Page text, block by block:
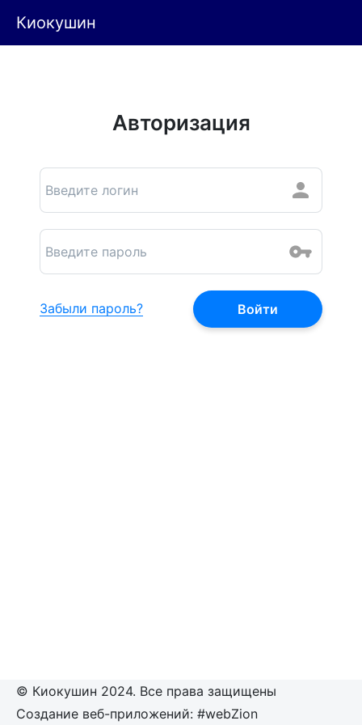
Киокушин
Авторизация
Забыли пароль?
© Киокушин 2024. Все права защищены
Создание веб-приложений: #webZion